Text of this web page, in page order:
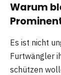
Warum
Es ist nicht
Furtwängler
schützen